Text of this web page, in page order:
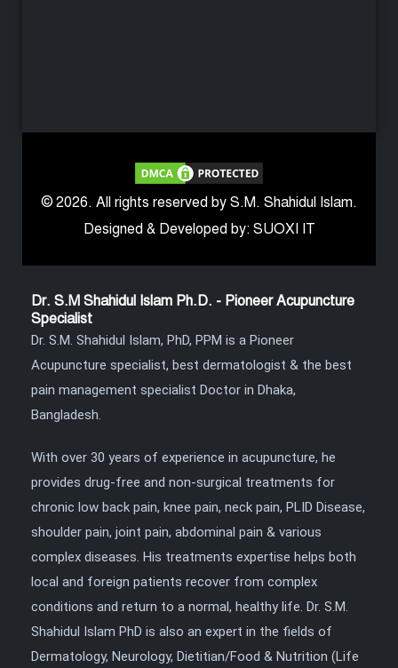
© 2026. All rights reserved by S.M. Shahidul Islam.
Designed & Developed by: SUOXI IT
Dr. S.M Shahidul Islam Ph.D. - Pioneer Acupuncture
Specialist
Dr. S.M. Shahidul Islam, PhD, PPM is a Pioneer
Acupuncture specialist, best dermatologist & the best
pain management specialist Doctor in Dhaka,
Bangladesh.
With over 30 years of experience in acupuncture, he
provides drug-free and non-surgical treatments for
chronic low back pain, knee pain, neck pain, PLID Disease,
shoulder pain, joint pain, abdominal pain & various
complex diseases. His treatments expertise helps both
local and foreign patients recover from complex
conditions and return to a normal, healthy life. Dr. S.M.
Shahidul Islam PhD is also an expert in the fields of
Dermatology, Neurology, Dietitian/Food & Nutrition (Life